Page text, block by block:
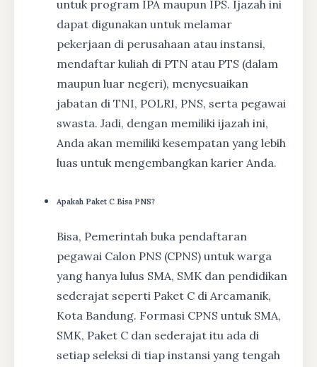
untuk program IPA maupun IPS. Ijazah ini
dapat digunakan untuk melamar
pekerjaan di perusahaan atau instansi,
mendaftar kuliah di PTN atau PTS (dalam
maupun luar negeri), menyesuaikan
jabatan di TNI, POLRI, PNS, serta pegawai
swasta. Jadi, dengan memiliki ijazah ini,
Anda akan memiliki kesempatan yang lebih
luas untuk mengembangkan karier Anda.
Apakah Paket C Bisa PNS?
Bisa, Pemerintah buka pendaftaran
pegawai Calon PNS (CPNS) untuk warga
yang hanya lulus SMA, SMK dan pendidikan
sederajat seperti Paket C di Arcamanik,
Kota Bandung. Formasi CPNS untuk SMA,
SMK, Paket C dan sederajat itu ada di
setiap seleksi di tiap instansi yang tengah